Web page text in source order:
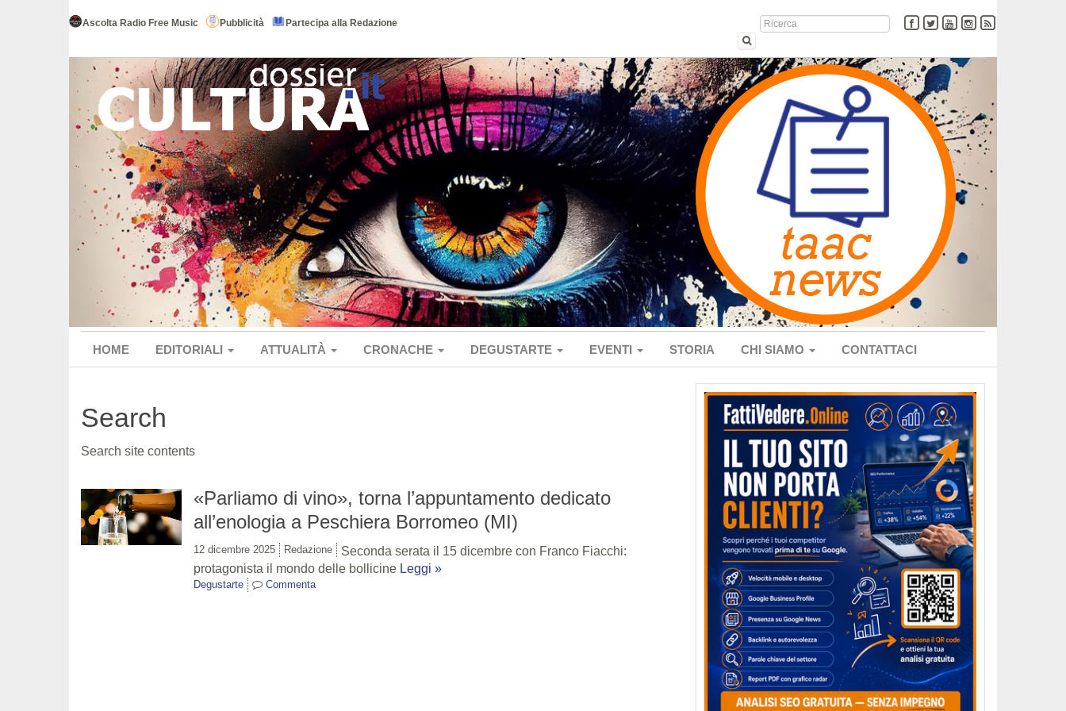
Ascolta Radio Free Music Pubblicità Partecipa alla Redazione
HOME EDITORIALI ATTUALITÀ CRONACHE DEGUSTARTE EVENTI STORIA CHI SIAMO CONTATTACI
Search
Search site contents
«Parliamo di vino», torna l’appuntamento dedicato
all’enologia a Peschiera Borromeo (MI)
12 dicembre 2025 Redazione
Seconda serata il 15 dicembre con Franco Fiacchi:
protagonista il mondo delle bollicine Leggi »
Degustarte Commenta